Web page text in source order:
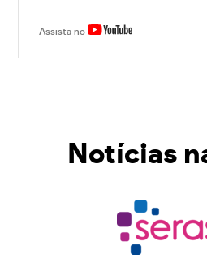
Assista no
Notícias